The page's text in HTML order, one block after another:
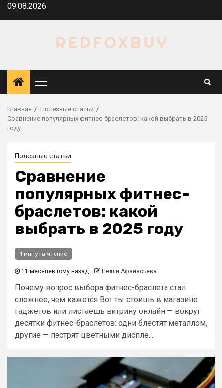
Перейти
09.08.2026
Основное
меню
Главная
Полезные статьи
Сравнение популярных фитнес-браслетов: какой выбрать в 2025
году
Полезные статьи
Сравнение
популярных фитнес-
браслетов: какой
выбрать в 2025 году
1 минута чтение
11 месяцев тому назад Нелли Афанасьева
Почему вопрос выбора фитнес-браслета стал
сложнее, чем кажется Вот ты стоишь в магазине
гаджетов или листаешь витрину онлайн — вокруг
десятки фитнес-браслетов: одни блестят металлом,
другие — пестрят цветными диспле...